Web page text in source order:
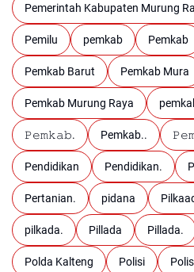
Pemerintah Kabupaten Murung
Pemilu pemkab Pemkab
Pemkab Barut Pemkab Mura
Pemkab Murung Raya
𝙿𝚎𝚖𝚔𝚊𝚋. Pemkab..
Pendidikan Pendidikan.
Pertanian. pidana
pilkada. Pillada Pillada.
Polda Kalteng Polisi